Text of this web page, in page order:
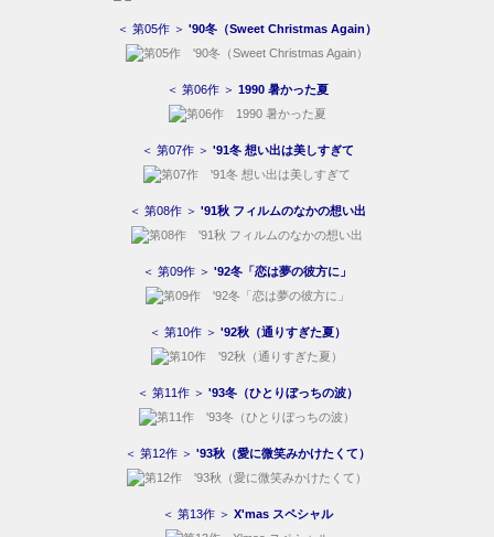
＜ 第05作 ＞ '90冬（Sweet Christmas Again）
＜ 第06作 ＞ 1990 暑かった夏
＜ 第07作 ＞ '91冬 想い出は美しすぎて
＜ 第08作 ＞ '91秋 フィルムのなかの想い出
＜ 第09作 ＞ '92冬「恋は夢の彼方に」
＜ 第10作 ＞ '92秋（通りすぎた夏）
＜ 第11作 ＞ '93冬（ひとりぼっちの波）
＜ 第12作 ＞ '93秋（愛に微笑みかけたくて）
＜ 第13作 ＞ X'mas スペシャル